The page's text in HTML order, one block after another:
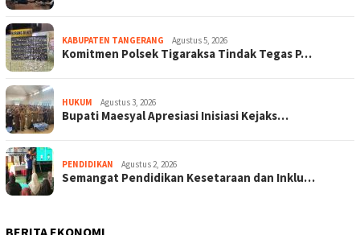
KABUPATEN TANGERANG Agustus 5, 2026
Komitmen Polsek Tigaraksa Tindak Tegas P…
HUKUM Agustus 3, 2026
Bupati Maesyal Apresiasi Inisiasi Kejaks…
PENDIDIKAN Agustus 2, 2026
Semangat Pendidikan Kesetaraan dan Inklu…
BERITA EKONOMI